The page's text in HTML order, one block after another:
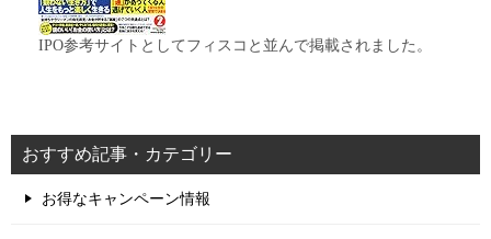
IPO参考サイトとしてフィスコと並んで掲載されました。
おすすめ記事・カテゴリー
お得なキャンペーン情報